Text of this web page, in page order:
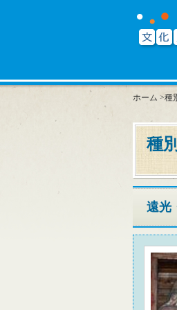
ホーム >種
種
遠光